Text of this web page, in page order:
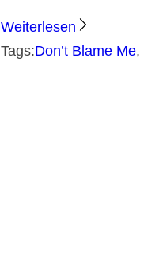
Weiterlesen
Tags:Don’t Blame Me,